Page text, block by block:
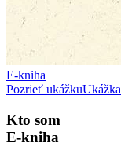
E-kniha
Pozrieť ukážkuUkážka
Kto som
E-kniha